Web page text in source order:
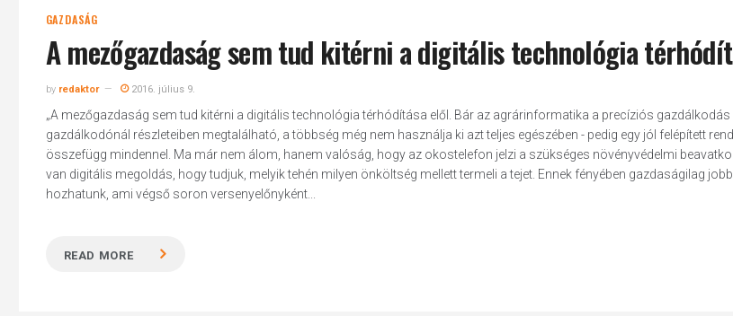
GAZDASÁG
A mezőgazdaság sem tud kitérni a digitális technológia
by redaktor 2016. július 9.
„A mezőgazdaság sem tud kitérni a digitális technológia térhódítása elől. Bár az agrárinformatika a precíziós
gazdálkodónál részleteiben megtalálható, a többség még nem használja ki azt teljes egészében - pedig egy jól felépített
összefügg mindennel. Ma már nem álom, hanem valóság, hogy az okostelefon jelzi a szükséges növényvédelmi
van digitális megoldás, hogy tudjuk, melyik tehén milyen önköltség mellett termeli a tejet. Ennek fényében gazdaságilag
hozhatunk, ami végső soron versenyelőnyként...
READ MORE